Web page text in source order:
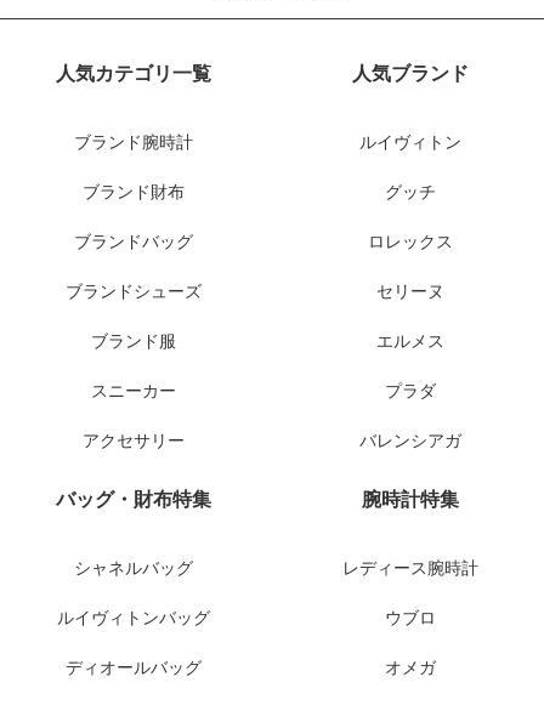
人気カテゴリ一覧
ブランド腕時計
ブランド財布
ブランドバッグ
ブランドシューズ
ブランド服
スニーカー
アクセサリー
人気ブランド
ルイヴィトン
グッチ
ロレックス
セリーヌ
エルメス
プラダ
バレンシアガ
バッグ・財布特集
シャネルバッグ
ルイヴィトンバッグ
ディオールバッグ
腕時計特集
レディース腕時計
ウブロ
オメガ